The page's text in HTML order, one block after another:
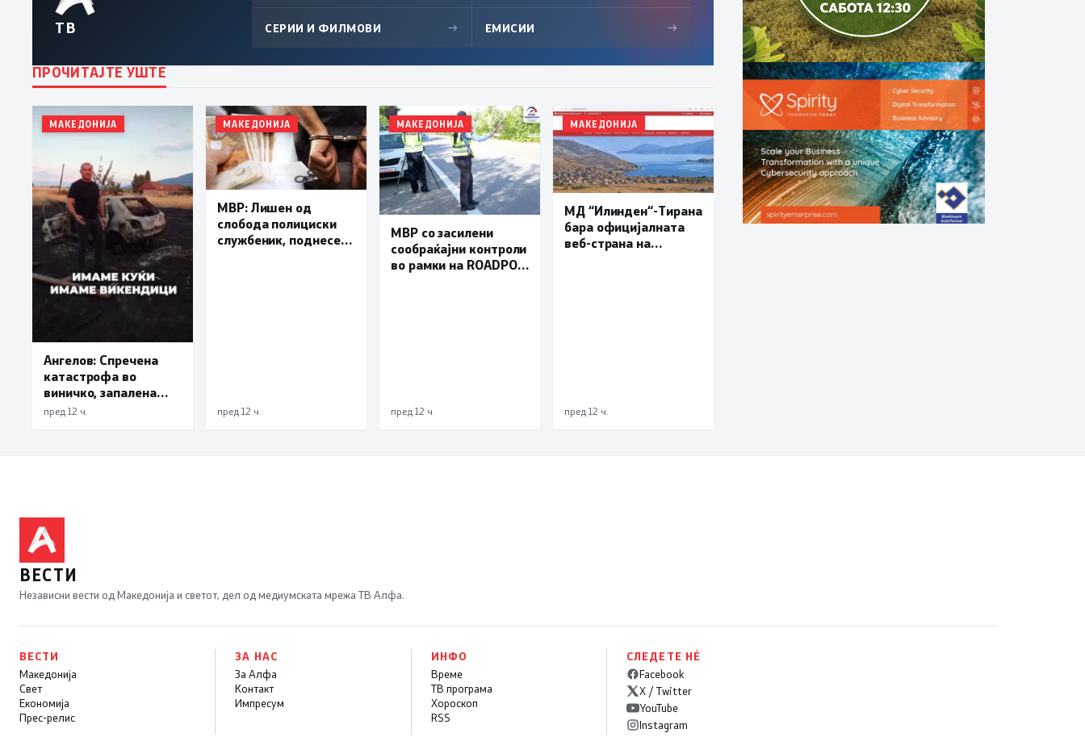
ТВ СЕРИИ И ФИЛМОВИ → ЕМИСИИ →
ПРОЧИТАЈТЕ УШТЕ
МАКЕДОНИЈА
Ангелов: Спречена
катастрофа во
виничко, запалена
трева при сечење со
пред 12 ч.
МАКЕДОНИЈА
МВР: Лишен од
слобода полициски
службеник, поднесена
пред 12 ч.
МАКЕДОНИЈА
МВР со засилени
сообраќајни контроли
во рамки на ROADPOL:
пред 12 ч.
МАКЕДОНИЈА
МД “Илинден“-Тирана
бара официјалната
веб-страна на
пред 12 ч.
ВЕСТИ
Независни вести од Македонија и светот, дел од медиумската мрежа ТВ Алфа.
ВЕСТИ
Македонија
Свет
Економија
Прес-релис
ЗА НАС
За Алфа
Контакт
Импресум
ИНФО
Време
ТВ програма
Хороскоп
RSS
СЛЕДЕТЕ НÉ
Facebook
X / Twitter
YouTube
Instagram